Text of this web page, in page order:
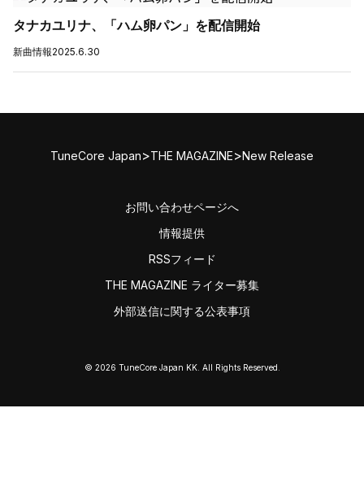
タナカユリナ、「ハム卵パン」を配信開始
新曲情報2025.6.30
TuneCore Japan>THE MAGAZINE>New Release
お問い合わせページへ
情報提供
RSSフィード
THE MAGAZINE ライター募集
外部送信に関する公表事項
© 2026 TuneCore Japan KK. All Rights Reserved.